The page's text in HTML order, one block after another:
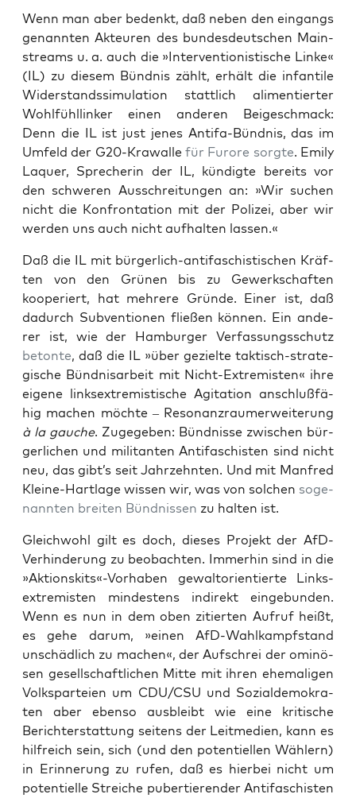
Wenn man aber bedenkt, daß neben den ein­gangs
genann­ten Akteu­ren des bun­des­deut­schen Main­
streams u. a. auch die »Inter­ven­tio­nis­ti­sche Lin­ke«
(IL) zu die­sem Bünd­nis zählt, erhält die infan­ti­le
Wider­stands­si­mu­la­ti­on statt­lich ali­men­tier­ter
Wohl­fühl­lin­ker einen ande­ren Bei­geschmack:
Denn die IL ist just jenes Anti­fa-Bünd­nis, das im
Umfeld der G20-Kra­wal­le für Furo­re sorg­te. Emi­ly
Laquer, Spre­che­rin der IL, kün­dig­te bereits vor
den schwe­ren Aus­schrei­tun­gen an: »Wir suchen
nicht die Kon­fron­ta­ti­on mit der Poli­zei, aber wir
wer­den uns auch nicht auf­hal­ten lassen.«
Daß die IL mit bür­ger­lich-anti­fa­schis­ti­schen Kräf­
ten von den Grü­nen bis zu Gewerk­schaf­ten
koope­riert, hat meh­re­re Grün­de. Einer ist, daß
dadurch Sub­ven­tio­nen flie­ßen kön­nen. Ein ande­
rer ist, wie der Ham­bur­ger Ver­fas­sungs­schutz
beton­te, daß die IL »über geziel­te tak­tisch-stra­te­
gi­sche Bünd­nis­ar­beit mit Nicht-Extre­mis­ten« ihre
eige­ne links­extre­mis­ti­sche Agi­ta­ti­on anschluß­fä­
hig machen möch­te – Reso­nanz­raum­er­wei­te­rung
à la gau­che. Zuge­ge­ben: Bünd­nis­se zwi­schen bür­
ger­li­chen und mili­tan­ten Anti­fa­schis­ten sind nicht
neu, das gibt’s seit Jahr­zehn­ten. Und mit Man­fred
Klei­ne-Hart­la­ge wis­sen wir, was von sol­chen soge­
nann­ten brei­ten Bünd­nis­sen zu hal­ten ist.
Gleich­wohl gilt es doch, die­ses Pro­jekt der AfD-
Ver­hin­de­rung zu beob­ach­ten. Immer­hin sind in die
»Aktionskits«-Vorhaben gewalt­ori­en­tier­te Links­
extre­mis­ten min­des­tens indi­rekt ein­ge­bun­den.
Wenn es nun in dem oben zitier­ten Auf­ruf heißt,
es gehe dar­um, »einen AfD-Wahl­kampf­stand
unschäd­lich zu machen«, der Auf­schrei der omi­nö­
sen gesell­schaft­li­chen Mit­te mit ihren ehe­ma­li­gen
Volks­par­tei­en um CDU/CSU und Sozi­al­de­mo­kra­
ten aber eben­so aus­bleibt wie eine kri­ti­sche
Bericht­erstat­tung sei­tens der Leit­me­di­en, kann es
hilf­reich sein, sich (und den poten­ti­el­len Wäh­lern)
in Erin­ne­rung zu rufen, daß es hier­bei nicht um
poten­ti­el­le Strei­che puber­tie­ren­der Anti­fa­schis­ten